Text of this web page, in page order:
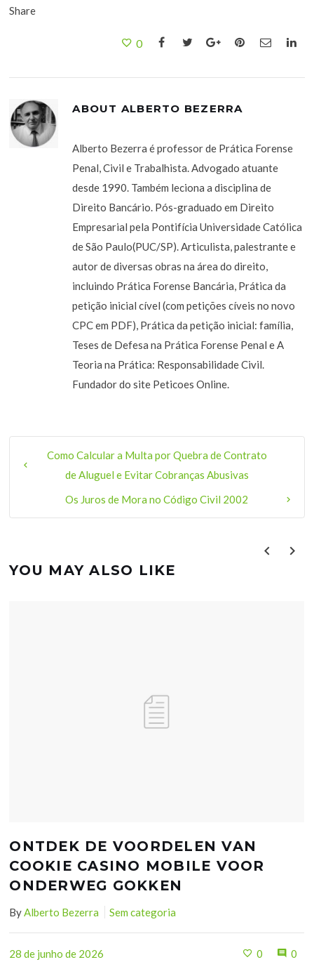
Share
0
ABOUT ALBERTO BEZERRA
Alberto Bezerra é professor de Prática Forense
Penal, Civil e Trabalhista. Advogado atuante
desde 1990. Também leciona a disciplina de
Direito Bancário. Pós-graduado em Direito
Empresarial pela Pontifícia Universidade Católica
de São Paulo(PUC/SP). Articulista, palestrante e
autor de diversas obras na área do direito,
incluindo Prática Forense Bancária, Prática da
petição inicial cível (com petições cíveis no novo
CPC em PDF), Prática da petição inicial: família,
Teses de Defesa na Prática Forense Penal e A
Teoria na Prática: Responsabilidade Civil.
Fundador do site Peticoes Online.
Como Calcular a Multa por Quebra de Contrato
de Aluguel e Evitar Cobranças Abusivas
Os Juros de Mora no Código Civil 2002
YOU MAY ALSO LIKE
ONTDEK DE VOORDELEN VAN
COOKIE CASINO MOBILE VOOR
ONDERWEG GOKKEN
ByAlberto Bezerra Sem categoria
28 de junho de 2026 0 0